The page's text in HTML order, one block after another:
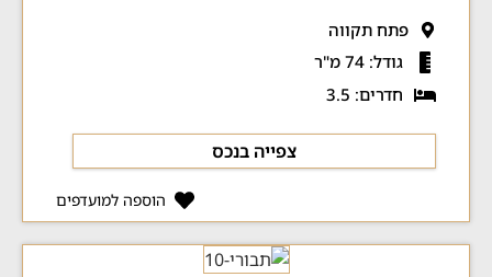
פתח תקווה
גודל: 74 מ"ר
חדרים: 3.5
צפייה בנכס
הוספה למועדפים